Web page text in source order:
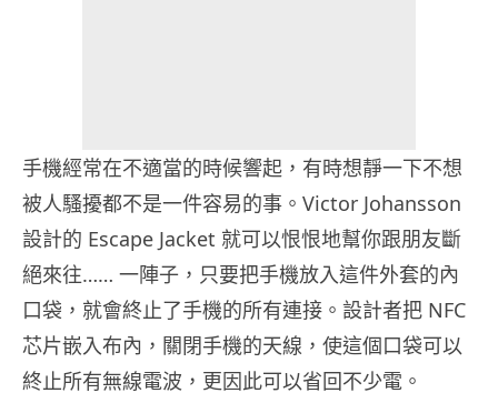
手機經常在不適當的時候響起，有時想靜一下不想
被人騷擾都不是一件容易的事。Victor Johansson
設計的 Escape Jacket 就可以恨恨地幫你跟朋友斷
絕來往…… 一陣子，只要把手機放入這件外套的內
口袋，就會終止了手機的所有連接。設計者把 NFC
芯片嵌入布內，關閉手機的天線，使這個口袋可以
終止所有無線電波，更因此可以省回不少電。